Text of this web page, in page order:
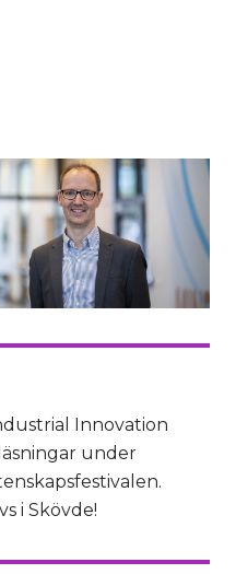
Innovation
under
i Skövde!